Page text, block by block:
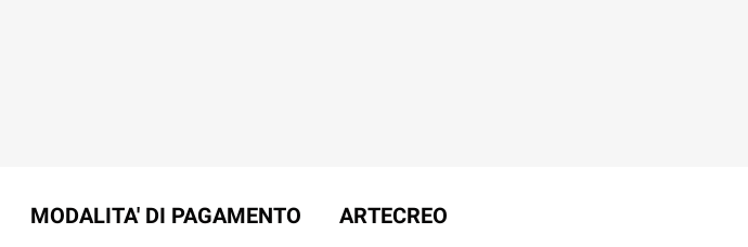
MODALITA' DI PAGAMENTO ARTECREO